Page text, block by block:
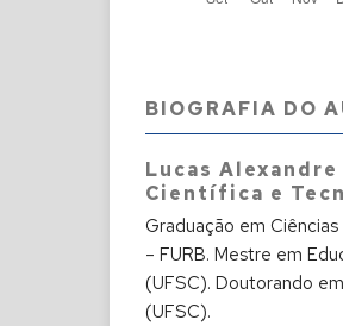
BIOGRAFIA DO
Lucas
Científica e
Graduação em
– FURB. Mestre em
(UFSC). Doutorando
(UFSC).